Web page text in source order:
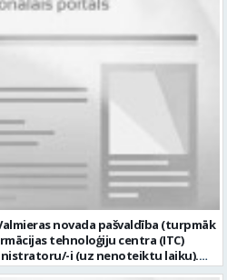
novada pašvaldība (turpmāk
tehnoloģiju centra (ITC)
i (uz nenoteiktu laiku).
apvienību teritorijās Ja Tev ir